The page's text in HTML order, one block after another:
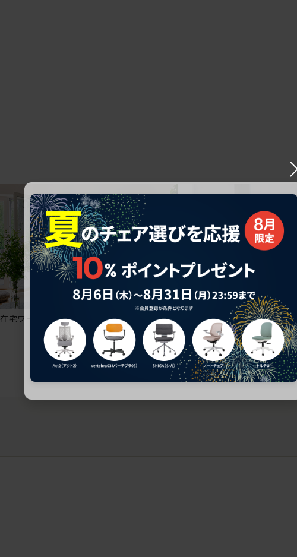
在宅ワークにおすすめのオフィスチェア5選
椅子に座っているのに疲
疲れにくいチェアの選び方